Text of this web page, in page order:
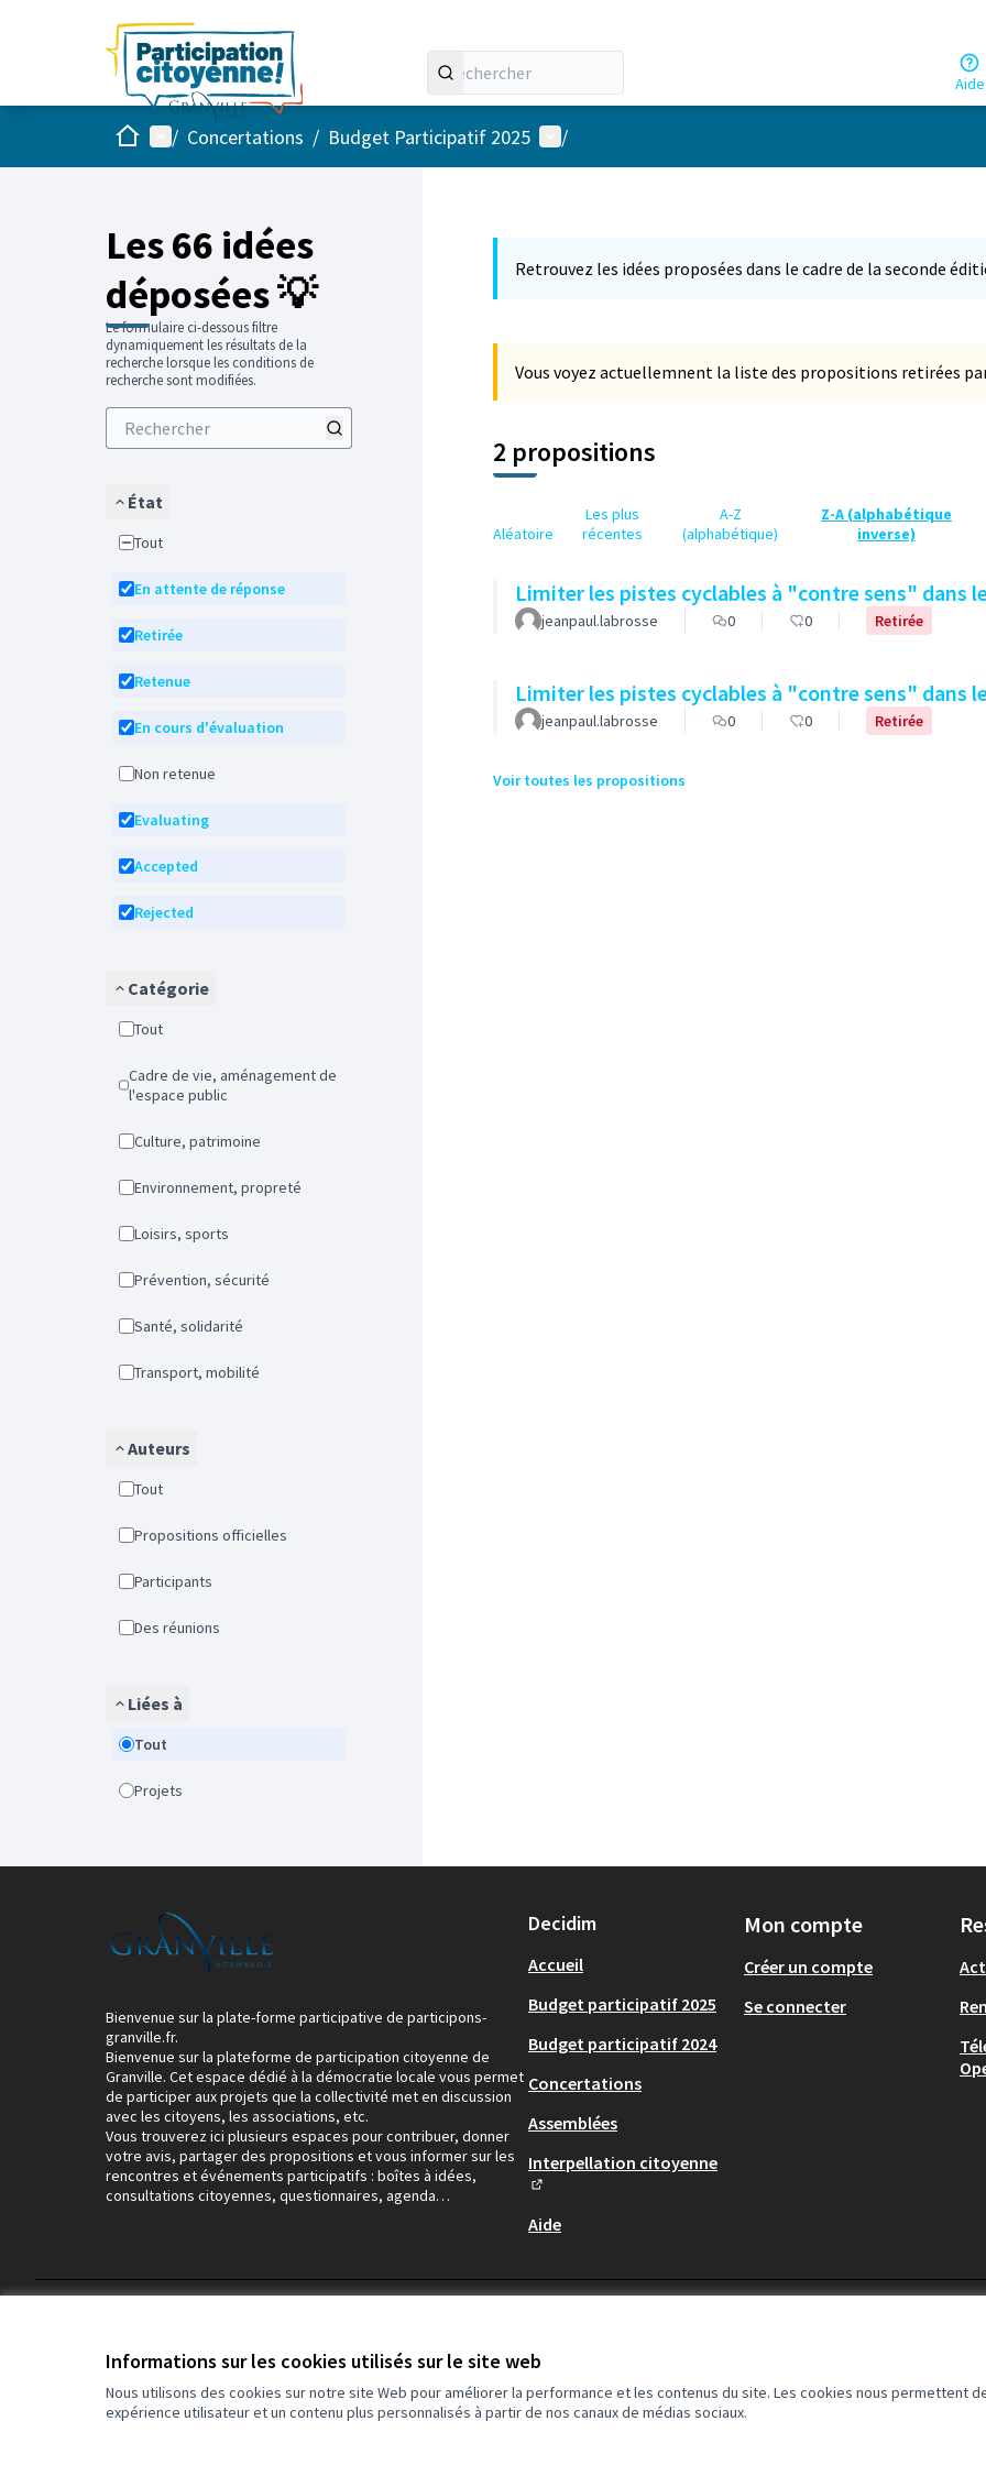
Informations sur les cookies utilisés sur le site web
Nous utilisons des cookies sur notre site Web pour améliorer la performance et les contenus du site. Les cookies nous permettent
expérience utilisateur et un contenu plus personnalisés à partir de nos canaux de médias sociaux.
Aide
AccueilMenu principal
/ Concertations / Budget Participatif 2025 Menu utilisateur
/
Les 66 idées
déposées 💡
Le formulaire ci-dessous filtre
dynamiquement les résultats de la
recherche lorsque les conditions de
recherche sont modifiées.
État
Tout
En attente de réponse
Retirée
Retenue
En cours d'évaluation
Non retenue
Evaluating
Accepted
Rejected
Catégorie
Tout
Cadre de vie, aménagement de
l'espace public
Culture, patrimoine
Environnement, propreté
Loisirs, sports
Prévention, sécurité
Santé, solidarité
Transport, mobilité
Auteurs
Tout
Propositions officielles
Participants
Des réunions
Liées à
Tout
Projets
Retrouvez les idées proposées dans le cadre de la seconde
Vous voyez actuellemnent la liste des propositions retirées
2 propositions
Aléatoire
Les plus
récentes
A-Z
(alphabétique)
Z-A (alphabétique
inverse)
Limiter les pistes cyclables à "contre sens" dans
jeanpaul.labrosse 0 0 Retirée
Limiter les pistes cyclables à "contre sens" dans
jeanpaul.labrosse 0 0 Retirée
Voir toutes les propositions
Bienvenue sur la plate-forme participative de participons-
granville.fr.
Bienvenue sur la plateforme de participation citoyenne de
Granville. Cet espace dédié à la démocratie locale vous permet
de participer aux projets que la collectivité met en discussion
avec les citoyens, les associations, etc.
Vous trouverez ici plusieurs espaces pour contribuer, donner
votre avis, partager des propositions et vous informer sur les
rencontres et événements participatifs : boîtes à idées,
consultations citoyennes, questionnaires, agenda…
Decidim
Accueil
Budget participatif 2025
Budget participatif 2024
Concertations
Assemblées
Interpellation citoyenne
Aide
Mon compte
Créer un compte
Se connecter